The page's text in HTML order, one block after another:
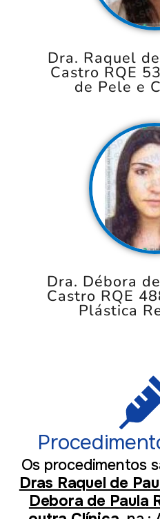
Dra. Raquel
Castro RQE
de Pele e
Dra. Débora
Castro RQE
Plástica
Os procedimentos
Dras Raquel de
Debora de Paula